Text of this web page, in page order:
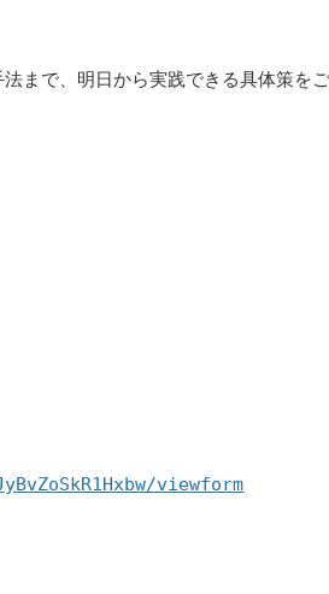
まで、明日から実践できる具体策をご
viewform